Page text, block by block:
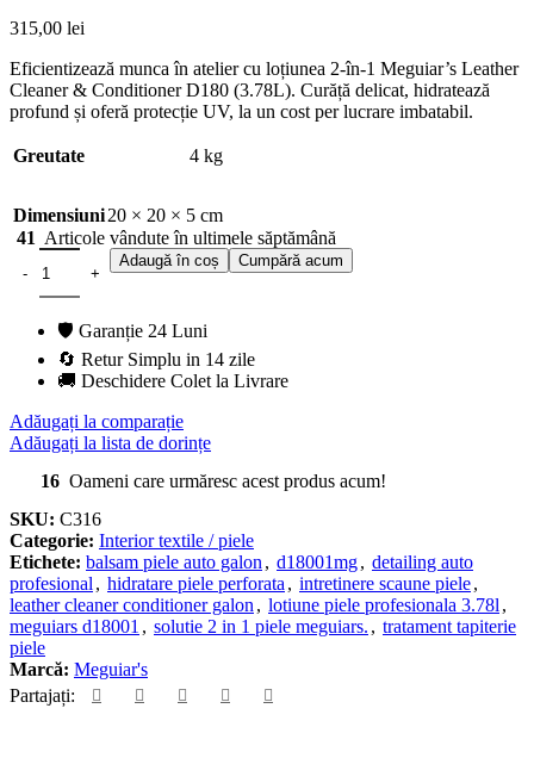
315,00 lei
Eficientizează munca în atelier cu loțiunea 2-în-1 Meguiar’s Leather
Cleaner & Conditioner D180 (3.78L). Curăță delicat, hidratează
profund și oferă protecție UV, la un cost per lucrare imbatabil.
Greutate 4 kg
Dimensiuni20 × 20 × 5 cm
41 Articole vândute în ultimele săptămână
Adaugă în coș Cumpără acum
🛡️ Garanție 24 Luni
🔄 Retur Simplu in 14 zile
🚚 Deschidere Colet la Livrare
Adăugați la comparație
Adăugați la lista de dorințe
16 Oameni care urmăresc acest produs acum!
SKU: C316
Categorie: Interior textile / piele
Etichete: balsam piele auto galon , d18001mg, detailing auto
profesional , hidratare piele perforata , intretinere scaune piele,
leather cleaner conditioner galon , lotiune piele profesionala 3.78l ,
meguiars d18001 , solutie 2 in 1 piele meguiars. , tratament tapiterie
piele
Marcă: Meguiar's
Partajați: